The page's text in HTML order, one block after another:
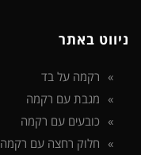
ניווט באתר
רקמה על בד
מגבת עם רקמה
כובעים עם רקמה
חלוק רחצה עם רקמה